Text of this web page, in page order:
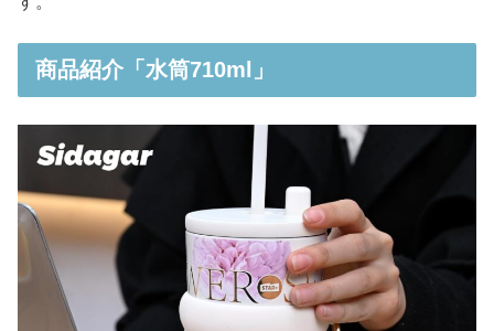
商品紹介「水筒710ml」